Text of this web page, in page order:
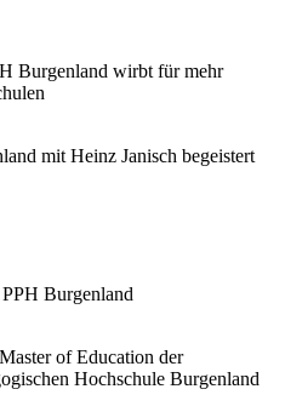
Burgenland wirbt für mehr
mit Heinz Janisch begeistert
Burgenland
of Education der
Hochschule Burgenland